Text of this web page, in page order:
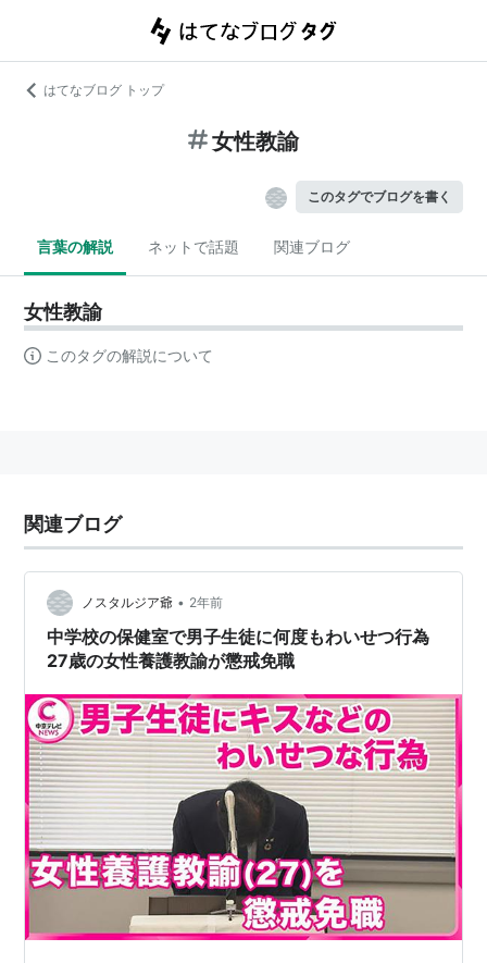
はてなブログ トップ
女性教諭
このタグでブログを書く
言葉の解説 ネットで話題 関連ブログ
女性教諭
このタグの解説について
関連ブログ
ノスタルジア爺 • 2年前
中学校の保健室で男子生徒に何度もわいせつ行為
27歳の女性養護教諭が懲戒免職